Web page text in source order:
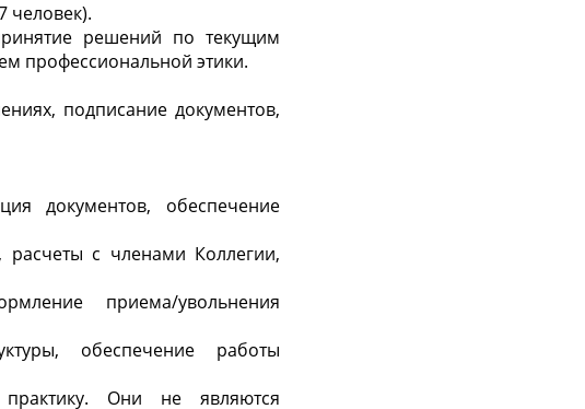
человек).
решений по текущим
профессиональной этики.
подписание документов,
документов, обеспечение
расчеты с членами Коллегии,
приема/увольнения
обеспечение работы
Они не являются